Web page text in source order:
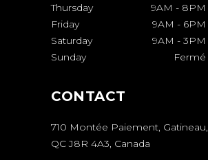
CONTACT
710 Montée Paiement, Gatineau,
QC J8R 4A3, Canada
Thursday
9AM - 8PM
Friday
9AM - 6PM
Saturday
9AM - 3PM
Sunday
Fermé